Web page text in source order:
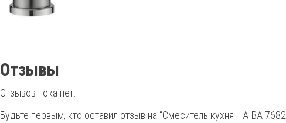
Отзывы
Отзывов пока нет.
Будьте первым, кто оставил отзыв на “Смеситель кухня HAIBA